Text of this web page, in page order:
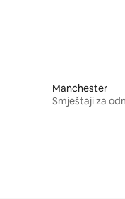
Manchester
Smještaji za